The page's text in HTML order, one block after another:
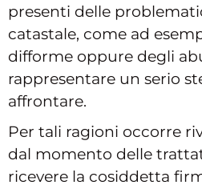
presenti delle
catastale, come ad
difforme oppure degli
rappresentare un serio
affrontare.
Per tali ragioni occorre
dal momento delle
ricevere la cosiddetta